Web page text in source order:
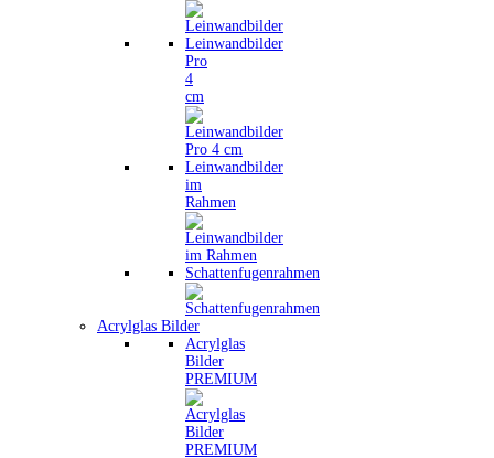
Leinwandbilder
Pro
4
cm
Leinwandbilder
im
Rahmen
Schattenfugenrahmen
Acrylglas Bilder
Acrylglas
Bilder
PREMIUM